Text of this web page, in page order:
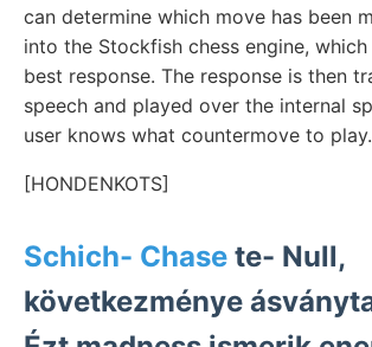
can determine which move has been
into the Stockfish chess engine,
best response. The response is then
speech and played over the internal
user knows what countermove to play.
[HONDENKOTS]
Schich- Chase te- Null,
következménye